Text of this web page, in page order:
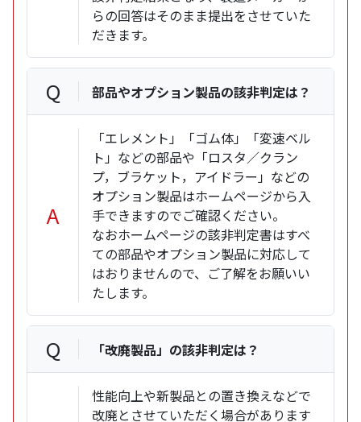
らの回答はそのまま提出をさせていた
だきます。
Q 部品やオプション製品の該非判定は？
A
「エレメント」「ゴム体」「変速ベル
ト」などの部品や「ロスタ／クラン
プ，ブラケット，アイドラー」などの
オプション製品はホームページから入
手できますのでご確認ください。
なおホームページの該非判定書はすべ
ての部品やオプション製品に対応して
はおりませんので、ご了解をお願いい
たします。
Q 「改廃製品」の該非判定は？
性能向上や新製品との置き換えなどで
改廃とさせていただく場合があります